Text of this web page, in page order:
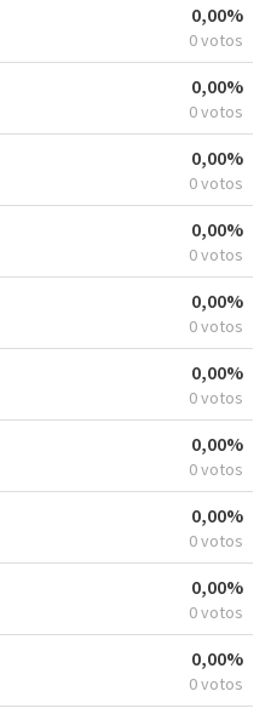
0,00%
0 votos
0,00%
0 votos
0,00%
0 votos
0,00%
0 votos
0,00%
0 votos
0,00%
0 votos
0,00%
0 votos
0,00%
0 votos
0,00%
0 votos
0,00%
0 votos